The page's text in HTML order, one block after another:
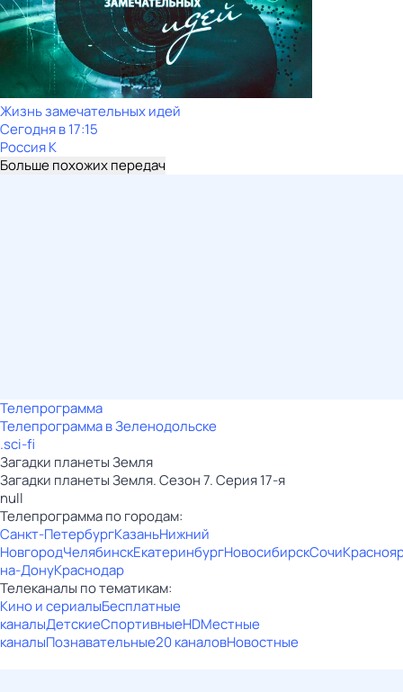
Жизнь замечательных идей
Сегодня в 17:15
Россия К
Больше похожих передач
Телепрограмма
Телепрограмма в Зеленодольске
.sci-fi
Загадки планеты Земля
Загадки планеты Земля. Сезон 7. Серия 17-я
null
Телепрограмма по городам:
Санкт-ПетербургКазаньНижний
НовгородЧелябинскЕкатеринбургНовосибирскСочи
на-ДонуКраснодар
Телеканалы по тематикам:
Кино и сериалыБесплатные
каналыДетскиеСпортивныеHDМестные
каналыПознавательные20 каналовНовостные